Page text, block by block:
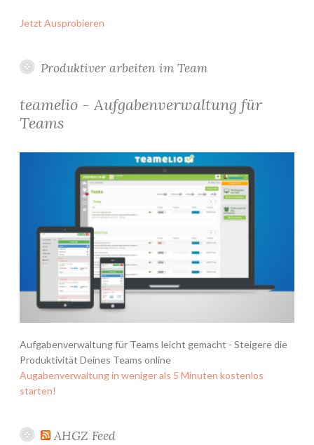
Jetzt Ausprobieren
Produktiver arbeiten im Team
teamelio - Aufgabenverwaltung für
Teams
Aufgabenverwaltung für Teams leicht gemacht - Steigere die
Produktivität Deines Teams online
Augabenverwaltung in weniger als 5 Minuten kostenlos
starten!
AHGZ Feed